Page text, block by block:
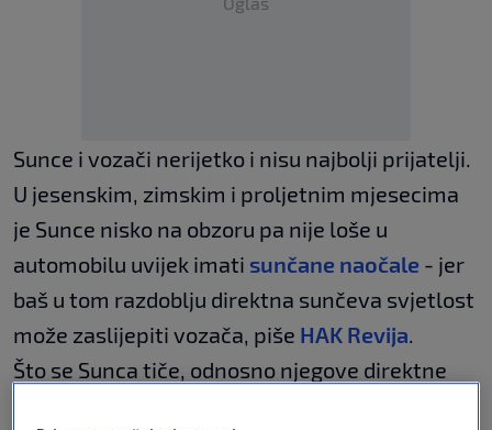
Sunce i vozači nerijetko i nisu najbolji prijatelji.
U jesenskim, zimskim i proljetnim mjesecima
je Sunce nisko na obzoru pa nije loše u
automobilu uvijek imati sunčane naočale - jer
baš u tom razdoblju direktna sunčeva svjetlost
može zaslijepiti vozača, piše HAK Revija.
Što se Sunca tiče, odnosno njegove direktne